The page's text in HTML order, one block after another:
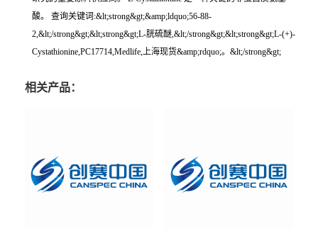
酸。 查询关键词:&lt;strong&gt;&amp;ldquo;56-88-
2,&lt;/strong&gt;&lt;strong&gt;L-胱硫醚,&lt;/strong&gt;&lt;strong&gt;L-(+)-
Cystathionine,PC17714,Medlife,上海现货&amp;rdquo;。&lt;/strong&gt;
相关产品：